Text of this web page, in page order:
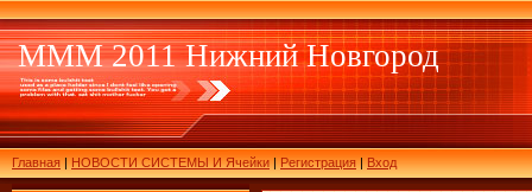
МММ 2011 Нижний Новгород
Главная|НОВОСТИ СИСТЕМЫ И Ячейки|Регистрация|Вход